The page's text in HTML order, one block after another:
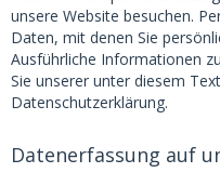
unsere Website besuchen.
Daten, mit denen Sie
Ausführliche Informationen
Sie unserer unter diesem
Datenschutzerklärung.
Datenerfassung auf